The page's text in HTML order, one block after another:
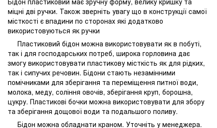
міцні дві ручки. Також зверніть увагу що в конструкції самої
місткості є впадини по сторонах які додатково
використовуються як ручки
Пластиковий бідон можна використовувати як в побуті,
так і для господарських потреб, широка горловина дає
змогу використовувати пластикову місткість як для рідких,
так і сипучих речовин. Бідони стають незамінними
помічниками для зберігання та переміщення питної води,
молока, меду, соління овочів, зберігання круп, борошна,
цукру. Пластикові бочки можна використовувати для збору
та зберігання дощової води та подальшого поливу.
Бідон можна обладнати краном. Уточніть у менеджера.